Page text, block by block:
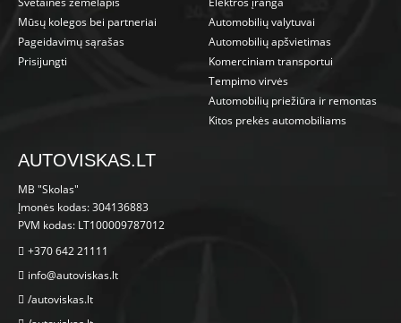
Mūsų kolegos bei partneriai
Pageidavimų sąrašas
Prisijungti
Automobilių valytuvai
Automobilių apšvietimas
Komerciniam transportui
Tempimo virvės
Automobilių priežiūra ir remontas
Kitos prekės automobiliams
AUTOVISKAS.LT
MB "Skolas"
Įmonės kodas: 304136883
PVM kodas: LT100009787012
+370 642 21111
info@autoviskas.lt
/autoviskas.lt